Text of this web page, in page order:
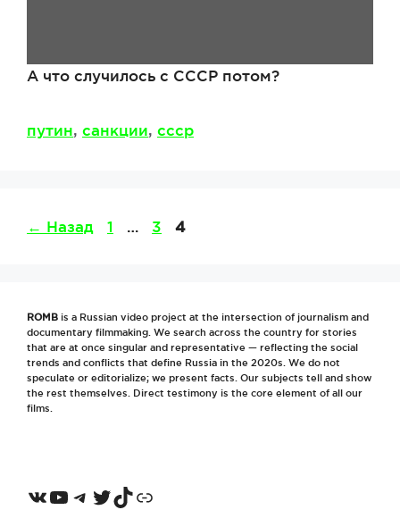
А что случилось с СССР потом?
Метки
путин, санкции, ссср
← Назад Страница
1 … Страница
3 Страница
4
ROMB is a Russian video project at the intersection of journalism and
documentary filmmaking. We search across the country for stories
that are at once singular and representative — reflecting the social
trends and conflicts that define Russia in the 2020s. We do not
speculate or editorialize; we present facts. Our subjects tell and show
the rest themselves. Direct testimony is the core element of all our
films.
VKontakte
YouTube
Telegram
Twitter
TikTok
Odnoklassniki